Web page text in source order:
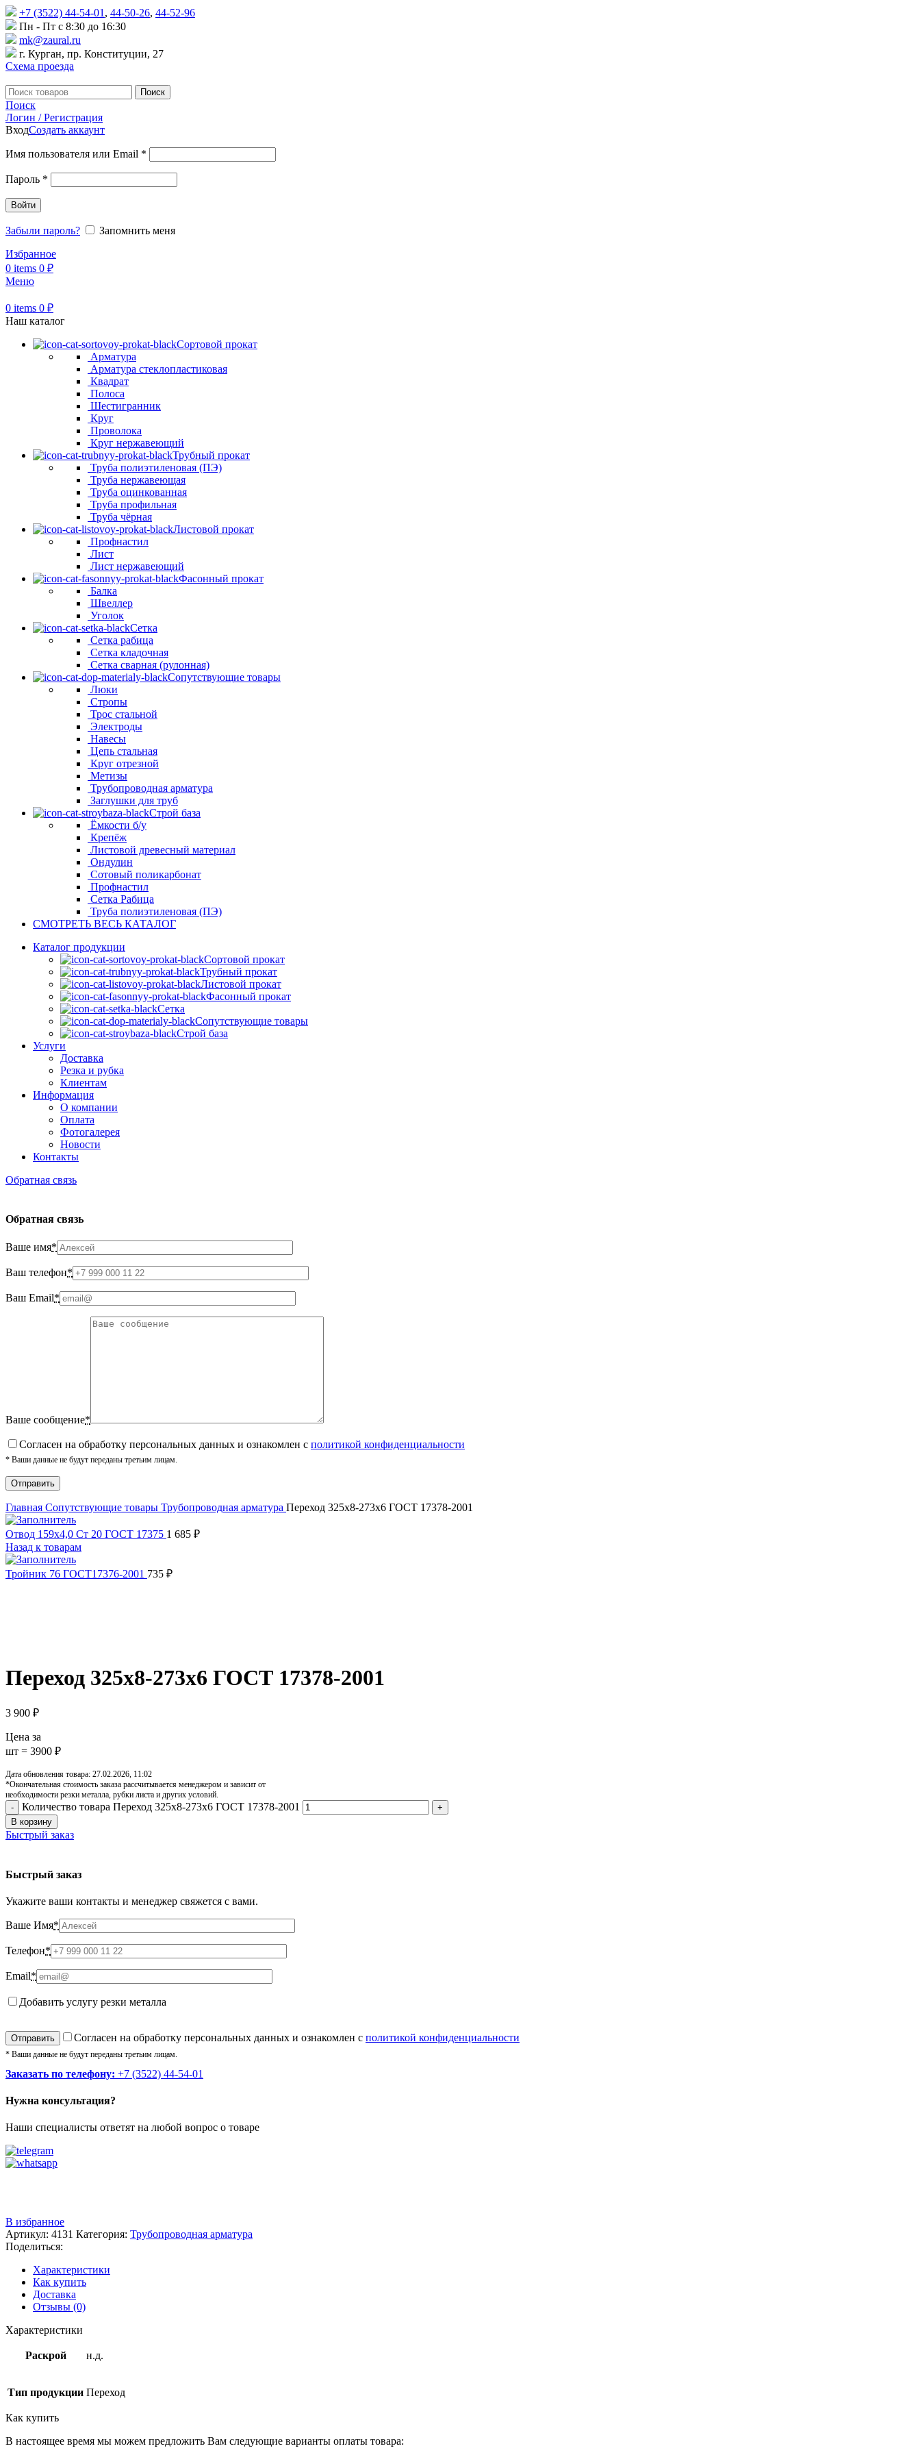
+7 (3522) 44-54-01 , 44-50-26, 44-52-96
Пн - Пт с 8:30 до 16:30
mk@zaural.ru
г. Курган, пр. Конституции, 27
Схема проезда
Поиск
Поиск
Логин / Регистрация
ВходСоздать аккаунт
Имя пользователя или Email *
Пароль *
Войти
Забыли пароль?
Запомнить меня
Избранное
0 items 0 ₽
Меню
0 items 0 ₽
Наш каталог
Сортовой прокат
Арматура
Арматура стеклопластиковая
Квадрат
Полоса
Шестигранник
Круг
Проволока
Круг нержавеющий
Трубный прокат
Труба полиэтиленовая (ПЭ)
Труба нержавеющая
Труба оцинкованная
Труба профильная
Труба чёрная
Листовой прокат
Профнастил
Лист
Лист нержавеющий
Фасонный прокат
Балка
Швеллер
Уголок
Сетка
Сетка рабица
Сетка кладочная
Сетка сварная (рулонная)
Сопутствующие товары
Люки
Стропы
Трос стальной
Электроды
Навесы
Цепь стальная
Круг отрезной
Метизы
Трубопроводная арматура
Заглушки для труб
Строй база
Ёмкости б/у
Крепёж
Листовой древесный материал
Ондулин
Сотовый поликарбонат
Профнастил
Сетка Рабица
Труба полиэтиленовая (ПЭ)
СМОТРЕТЬ ВЕСЬ КАТАЛОГ
Каталог продукции
Сортовой прокат
Трубный прокат
Листовой прокат
Фасонный прокат
Сетка
Сопутствующие товары
Строй база
Услуги
Доставка
Резка и рубка
Клиентам
Информация
О компании
Оплата
Фотогалерея
Новости
Контакты
Обратная связь
Обратная связь
Ваше имя*
Ваш телефон*
Ваш Email*
Ваше сообщение*
Cогласен на обработку персональных данных и ознакомлен с политикой конфиденциальности
* Ваши данные не будут переданы третьим лицам.
Главная Сопутствующие товары Трубопроводная арматура Переход 325х8-273х6 ГОСТ 17378-2001
Отвод 159х4,0 Ст 20 ГОСТ 17375 1 685 ₽
Назад к товарам
Тройник 76 ГОСТ17376-2001 735 ₽
Переход 325х8-273х6 ГОСТ 17378-2001
3 900 ₽
Цена за
шт = 3900 ₽
Дата обновления товара: 27.02.2026, 11:02
*Окончательная стоимость заказа рассчитывается менеджером и зависит от
необходимости резки металла, рубки листа и других условий.
Количество товара Переход 325х8-273х6 ГОСТ 17378-2001
В корзину
Быстрый заказ
Быстрый заказ
Укажите ваши контакты и менеджер свяжется с вами.
Ваше Имя*
Телефон*
Email*
Добавить услугу резки металла
Cогласен на обработку персональных данных и ознакомлен с политикой конфиденциальности
* Ваши данные не будут переданы третьим лицам.
Заказать по телефону: +7 (3522) 44-54-01
Нужна консультация?
Наши специалисты ответят на любой вопрос о товаре
В избранное
Артикул: 4131 Категория: Трубопроводная арматура
Поделиться:
Характеристики
Как купить
Доставка
Отзывы (0)
Характеристики
Раскрой н.д.
Тип продукции Переход
Как купить
В настоящее время мы можем предложить Вам следующие варианты оплаты товара: